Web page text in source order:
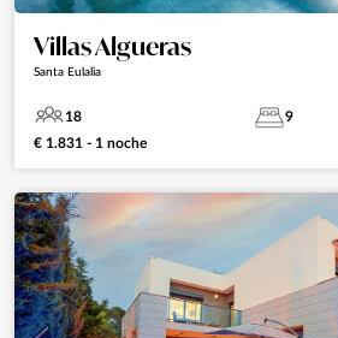
Villas Algueras
Santa Eulalia
18 9
€ 1.831 - 1 noche